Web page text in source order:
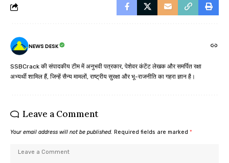
NEWS DESK
SSBCrack की संपादकीय टीम में अनुभवी पत्रकार, पेशेवर कंटेंट लेखक और समर्पित रक्षा
अभ्यर्थी शामिल हैं, जिन्हें सैन्य मामलों, राष्ट्रीय सुरक्षा और भू-राजनीति का गहरा ज्ञान है।
Leave a Comment
Your email address will not be published. Required fields are marked *